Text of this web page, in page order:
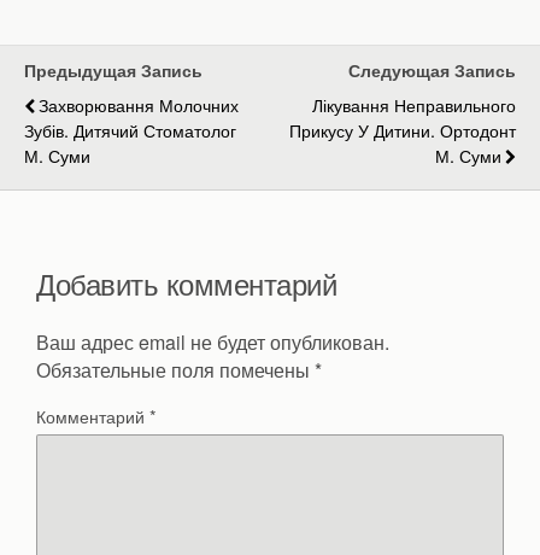
Предыдущая Запись
Захворювання Молочних
Зубів. Дитячий Стоматолог
М. Суми
Следующая Запись
Лікування Неправильного
Прикусу У Дитини. Ортодонт
М. Суми
Добавить комментарий
Ваш адрес email не будет опубликован.
Обязательные поля помечены *
Комментарий *